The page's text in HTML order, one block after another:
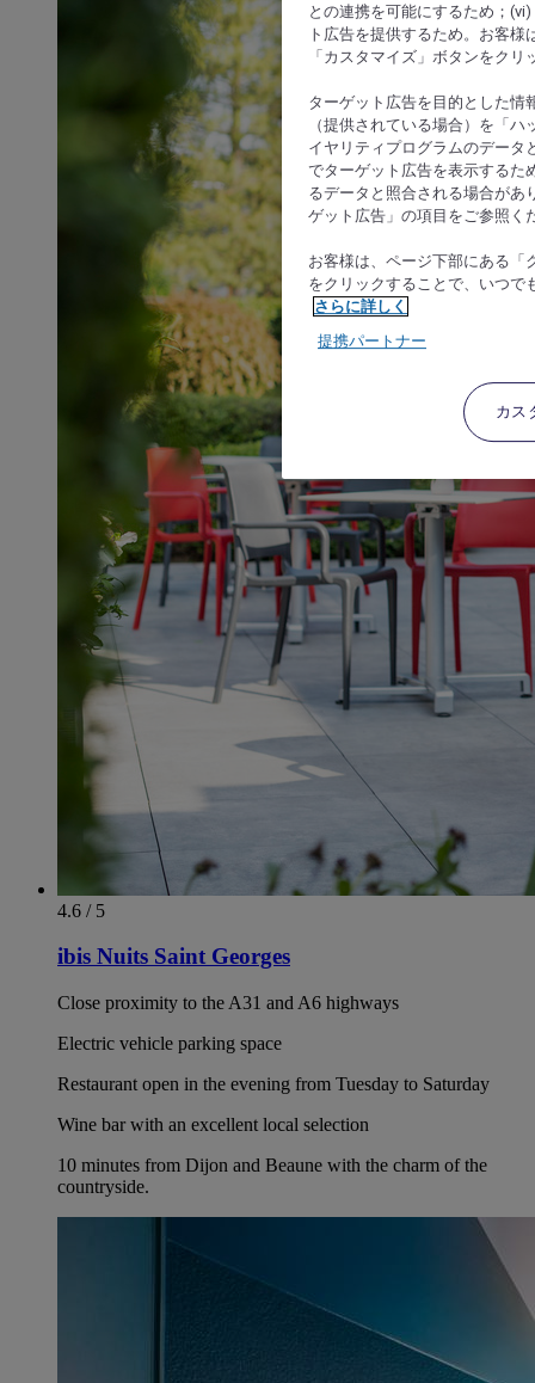
4.6 / 5
ibis Nuits Saint Georges
Close proximity to the A31 and A6 highways
Electric vehicle parking space
Restaurant open in the evening from Tuesday to Saturday
Wine bar with an excellent local selection
10 minutes from Dijon and Beaune with the charm of the
countryside.
との連携を可能にするため；
ト広告を提供するため。お客
「カスタマイズ」ボタンをク
ターゲット広告を目的とした情
（提供されている場合）を「
イヤリティプログラムのデータ
でターゲット広告を表示するた
るデータと照合される場合があ
ゲット広告」の項目をご参照く
お客様は、ページ下部にある「
をクリックすることで、いつで
さらに詳しく
提携パートナー
カス